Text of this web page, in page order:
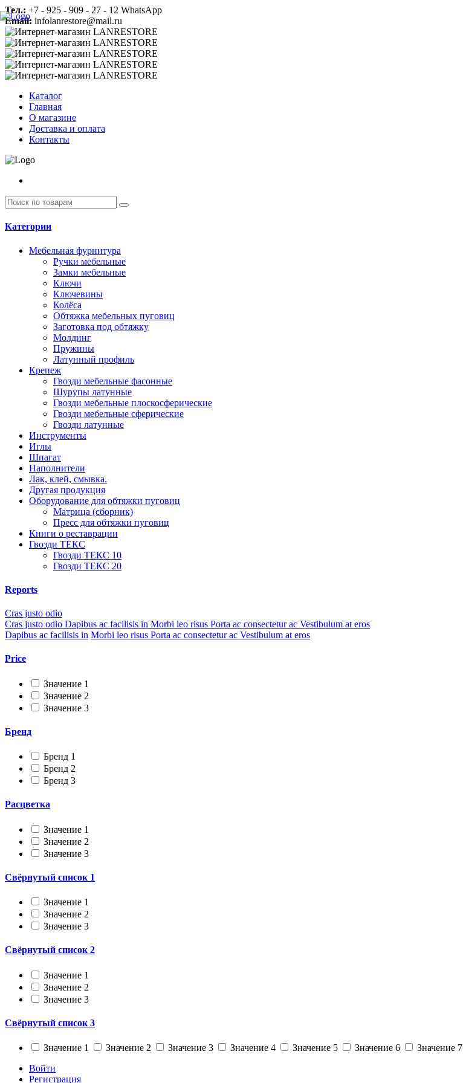
Тел.: +7 - 925 - 909 - 27 - 12 WhatsApp
Email: infolanrestore@mail.ru
Каталог
Главная
О магазине
Доставка и оплата
Контакты
Категории
Мебельная фурнитура
Ручки мебельные
Замки мебельные
Ключи
Ключевины
Колёса
Обтяжка мебельных пуговиц
Заготовка под обтяжку
Молдинг
Пружины
Латунный профиль
Крепеж
Гвозди мебельные фасонные
Шурупы латунные
Гвозди мебельные плоскосферические
Гвозди мебельные сферические
Гвозди латунные
Инструменты
Иглы
Шпагат
Наполнители
Лак, клей, смывка.
Другая продукция
Оборудование для обтяжки пуговиц
Матрица (сборник)
Пресс для обтяжки пуговиц
Книги о реставрации
Гвозди ТЕКС
Гвозди ТЕКС 10
Гвозди ТЕКС 20
Reports
Cras justo odio
Cras justo odio Dapibus ac facilisis in Morbi leo risus Porta ac consectetur ac Vestibulum at eros
Dapibus ac facilisis in Morbi leo risus Porta ac consectetur ac Vestibulum at eros
Price
Значение 1
Значение 2
Значение 3
Бренд
Бренд 1
Бренд 2
Бренд 3
Расцветка
Значение 1
Значение 2
Значение 3
Свёрнутый список 1
Значение 1
Значение 2
Значение 3
Свёрнутый список 2
Значение 1
Значение 2
Значение 3
Свёрнутый список 3
Значение 1 Значение 2 Значение 3 Значение 4 Значение 5 Значение 6 Значение 7
Войти
Регистрация